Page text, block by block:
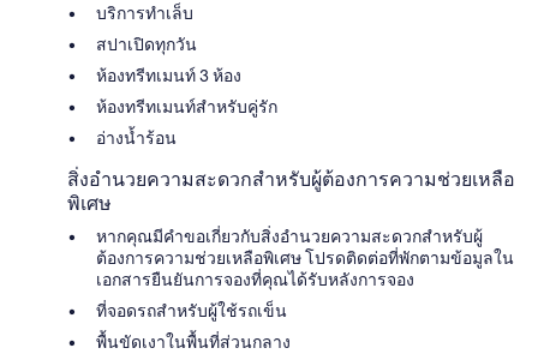
บริการทำเล็บ
สปาเปิดทุกวัน
ห้องทรีทเมนท์ 3 ห้อง
ห้องทรีทเมนท์สำหรับคู่รัก
อ่างน้ำร้อน
สิ่งอำนวยความสะดวกสำหรับผู้ต้องการความช่วยเหลือ
พิเศษ
หากคุณมีคำขอเกี่ยวกับสิ่งอำนวยความสะดวกสำหรับผู้
ต้องการความช่วยเหลือพิเศษ โปรดติดต่อที่พักตามข้อมูลใน
เอกสารยืนยันการจองที่คุณได้รับหลังการจอง
ที่จอดรถสำหรับผู้ใช้รถเข็น
พื้นขัดเงาในพื้นที่ส่วนกลาง